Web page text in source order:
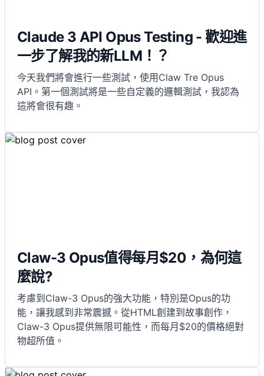
Claude 3 API Opus Testing - 歡迎進
一步了解我的新LLM！？
今天我們將會進行一些測試，使用Claw Tre Opus
API。第一個測試將是一些自定義的邏輯測試，我認為
這將會很有趣。
Claw-3 Opus值得每月$20，為何這
麼說?
考慮到Claw-3 Opus的強大功能，特別是Opus的功
能，讓我感到非常震撼。從HTML創建到故事創作，
Claw-3 Opus提供無限可能性，而每月$20的價格絕對
物超所值。